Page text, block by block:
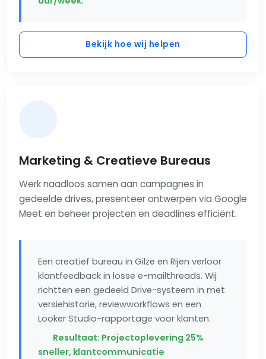
Bekijk hoe wij helpen
Marketing & Creatieve Bureaus
Werk naadloos samen aan campagnes in
gedeelde drives, presenteer ontwerpen via Google
Meet en beheer projecten en deadlines efficiënt.
Een creatief bureau in Gilze en Rijen verloor
klantfeedback in losse e-mailthreads. Wij
richtten een gedeeld Drive-systeem in met
versiehistorie, reviewworkflows en een
Looker Studio-rapportage voor klanten.
Resultaat: Projectoplevering 25%
sneller, klantcommunicatie